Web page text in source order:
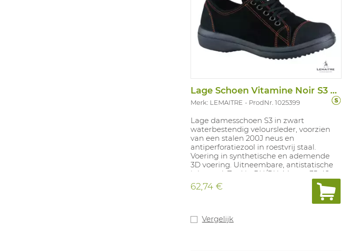
Lage Schoen Vitamine Noir S3 SRC
Merk: LEMAITRE ProdNr. 1025399
Lage damesschoen S3 in zwart
waterbestendig veloursleder, voorzien
van een stalen 200J neus en
antiperforatiezool in roestvrij staal.
Voering in synthetische en ademende
3D voering. Uitneembare, antistatische
inlegzool. Zool in PU/PU. Maten: 35-42.
62,74 €
Vergelijk